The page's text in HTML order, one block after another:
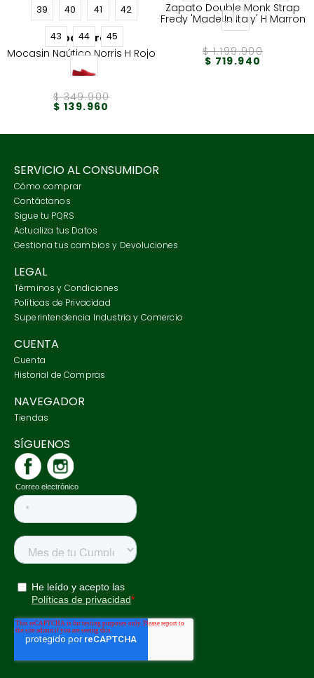
39 40 41 42
43 44 45
Rockford
Mocasin Naútico Norris H Rojo
$ 349.900
$ 139.960
Zapato Double Monk Strap
Fredy 'Made In Italy' H Marron
$ 1.199.900
$ 719.940
SERVICIO AL CONSUMIDOR
Cómo comprar
Contáctanos
Sigue tu PQRS
Actualiza tus Datos
Gestiona tus cambios y Devoluciones
LEGAL
Términos y Condiciones
Políticas de Privacidad
Superintendencia Industria y Comercio
CUENTA
Cuenta
Historial de Compras
NAVEGADOR
Tiendas
SÍGUENOS